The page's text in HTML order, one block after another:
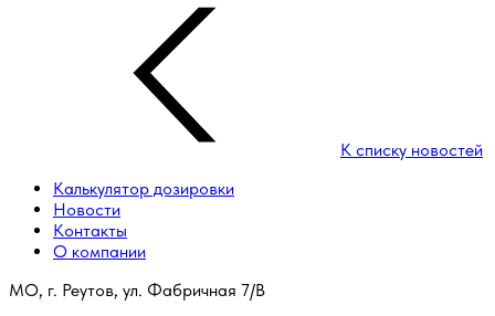
К списку новостей
Калькулятор дозировки
Новости
Контакты
О компании
МО, г. Реутов, ул. Фабричная 7/В